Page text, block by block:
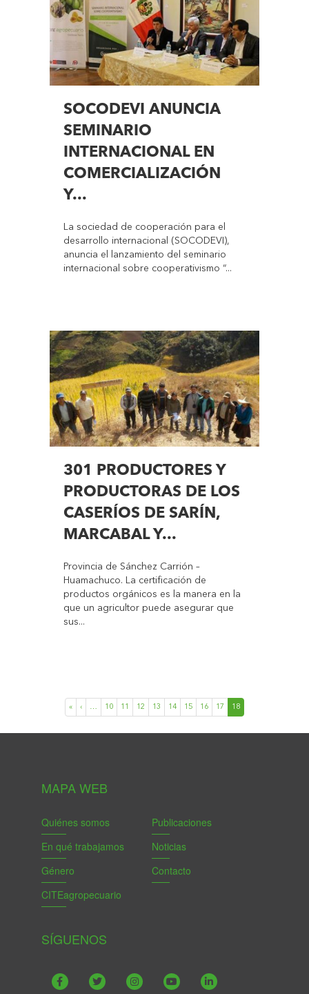
SOCODEVI ANUNCIA
SEMINARIO
INTERNACIONAL EN
COMERCIALIZACIÓN
Y...
La sociedad de cooperación para el
desarrollo internacional (SOCODEVI),
anuncia el lanzamiento del seminario
internacional sobre cooperativismo “...
301 PRODUCTORES Y
PRODUCTORAS DE LOS
CASERÍOS DE SARÍN,
MARCABAL Y...
Provincia de Sánchez Carrión –
Huamachuco. La certificación de
productos orgánicos es la manera en la
que un agricultor puede asegurar que
sus...
« ‹ … 10 11 12 13 14 15 16 17 18
MAPA WEB
Quiénes somos
En qué trabajamos
Género
CITEagropecuario
Publicaciones
Noticias
Contacto
SÍGUENOS